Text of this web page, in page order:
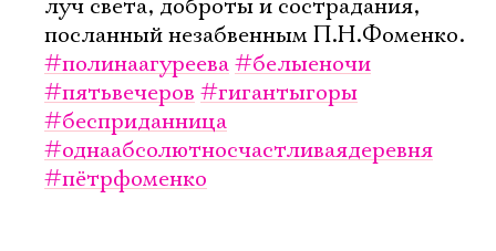
луч света, доброты и сострадания,
посланный незабвенным П.Н.Фоменко.
#полинаагуреева#белыеночи
#пятьвечеров #гигантыгоры
#бесприданница
#однаабсолютносчастливаядеревня
#пётрфоменко